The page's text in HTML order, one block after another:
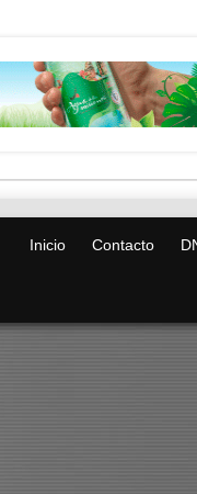
Inicio Contacto